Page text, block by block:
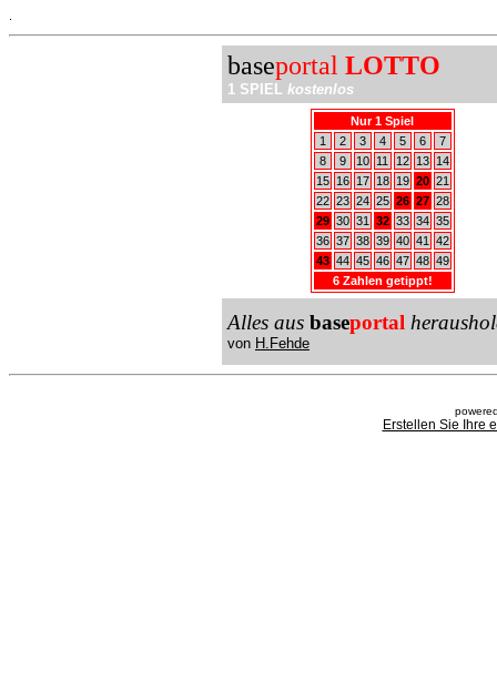
baseportal LOTTO
1 SPIEL kostenlos
Nur 1 Spiel
1
2 3 4 5 6
7
8
9 10 11 12 13
14
15
16 17 18 19 20 21
22 23 24 25 26 27 28
29 30 31 32 33 34 35
36 37 38 39 40 41
42
43 44 45 46 47 48 49
6 Zahlen getippt!
Alles aus baseportal
von H.Fehde
Erstellen Sie Ihre